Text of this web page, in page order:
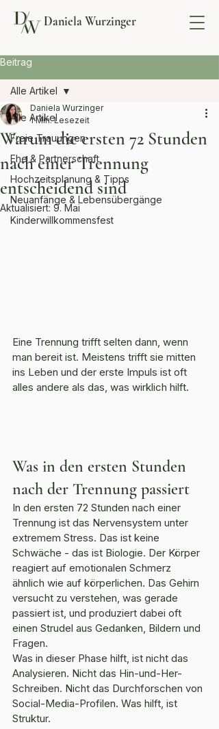
Daniela Wurzinger
Beitrag
Alle Artikel
Freie Trauungen
Ehe & Partnerschaft
Hochzeitsplanung & Tipps
Neuanfänge & Lebensübergänge
Kinderwillkommensfest
Alle Artikel
Warum die ersten 72 Stunden
nach einer Trennung
entscheidend sind
Daniela Wurzinger
1 Min. Lesezeit
Aktualisiert: 9. Mai
Eine Trennung trifft selten dann, wenn
man bereit ist. Meistens trifft sie mitten
ins Leben und der erste Impuls ist oft
alles andere als das, was wirklich hilft.
Was in den ersten Stunden
nach der Trennung passiert
In den ersten 72 Stunden nach einer
Trennung ist das Nervensystem unter
extremem Stress. Das ist keine
Schwäche - das ist Biologie. Der Körper
reagiert auf emotionalen Schmerz
ähnlich wie auf körperlichen. Das Gehirn
versucht zu verstehen, was gerade
passiert ist, und produziert dabei oft
einen Strudel aus Gedanken, Bildern und
Fragen.
Was in dieser Phase hilft, ist nicht das
Analysieren. Nicht das Hin-und-Her-
Schreiben. Nicht das Durchforschen von
Social-Media-Profilen. Was hilft, ist
Struktur.